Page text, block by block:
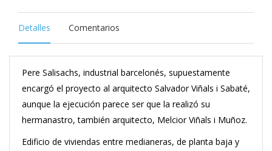
Detalles Comentarios
Pere Salisachs, industrial barcelonés, supuestamente
encargó el proyecto al arquitecto Salvador Viñals i Sabaté,
aunque la ejecución parece ser que la realizó su
hermanastro, también arquitecto, Melcior Viñals i Muñoz.
Edificio de viviendas entre medianeras, de planta baja y